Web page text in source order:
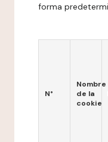
forma
N°
Nombre
de la
cookie